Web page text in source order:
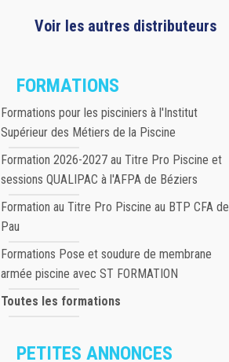
Voir les autres distributeurs
FORMATIONS
Formations pour les pisciniers à l'Institut
Supérieur des Métiers de la Piscine
Formation 2026-2027 au Titre Pro Piscine et
sessions QUALIPAC à l'AFPA de Béziers
Formation au Titre Pro Piscine au BTP CFA de
Pau
Formations Pose et soudure de membrane
armée piscine avec ST FORMATION
Toutes les formations
PETITES ANNONCES